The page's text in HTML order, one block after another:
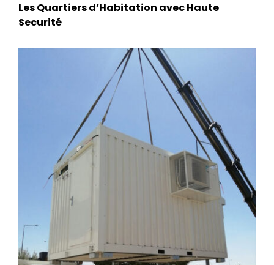
Les Quartiers d’Habitation avec Haute
Securité